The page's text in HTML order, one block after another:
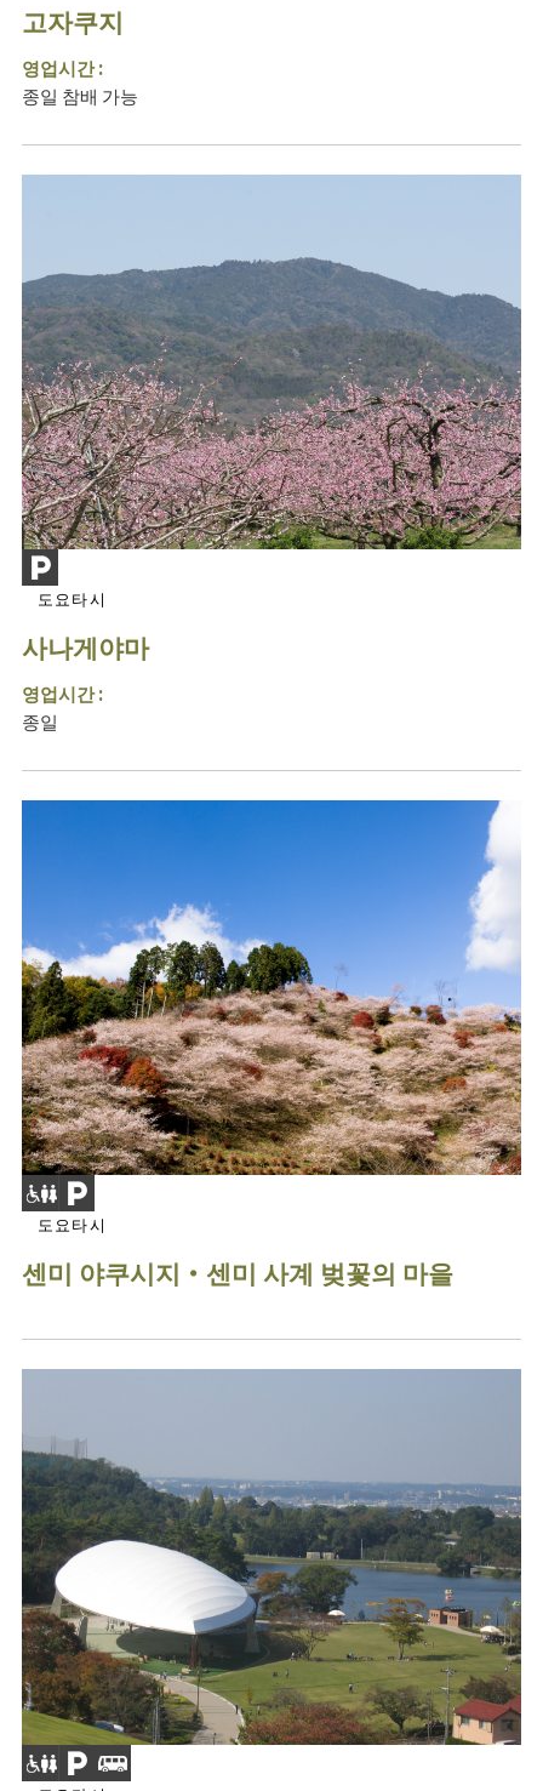
고자쿠지
영업시간 :
종일 참배 가능
도요타시
사나게야마
영업시간 :
종일
도요타시
센미 야쿠시지・센미 사계 벚꽃의 마을